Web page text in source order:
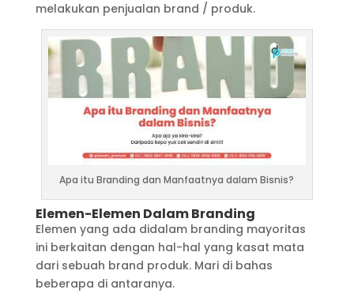
melakukan penjualan brand / produk.
Apa itu Branding dan Manfaatnya dalam Bisnis?
Elemen-Elemen Dalam Branding
Elemen yang ada didalam branding mayoritas
ini berkaitan dengan hal-hal yang kasat mata
dari sebuah brand produk. Mari di bahas
beberapa di antaranya.